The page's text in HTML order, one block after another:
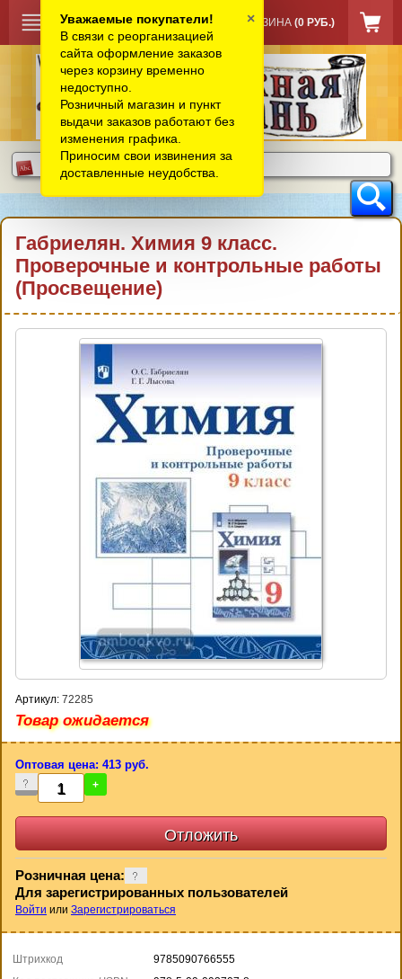
КОРЗИНА (0 РУБ.)
Габриелян. Химия 9 класс.
Проверочные и контрольные работы
(Просвещение)
Артикул: 72285
Товар ожидается
Оптовая цена: 413 руб.
- +
Розничная цена:
Для зарегистрированных пользователей
Войти или Зарегистрироваться
Штрихкод
9785090766555
Уважаемые покупатели!
В связи с реорганизацией
сайта оформление заказов
через корзину временно
недоступно.
Розничный магазин и пункт
выдачи заказов работают без
изменения графика.
Приносим свои извинения за
доставленные неудобства.
×